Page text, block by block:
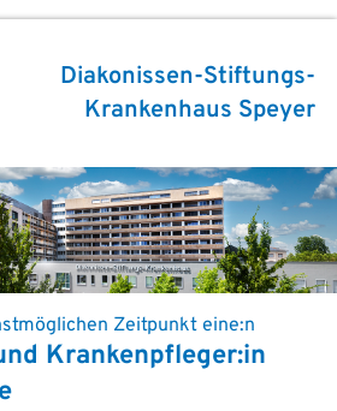
Diakonissen-Stiftungs-
Krankenhaus Speyer
Zeitpunkt eine:n
Krankenpfleger:in